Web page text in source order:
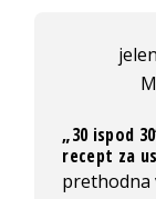
„30 ispod
recept za
prethodna